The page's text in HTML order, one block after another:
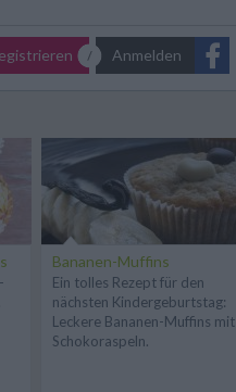
Anmelden
Bananen-Muffins
Ein tolles Rezept für den
nächsten Kindergeburtstag:
Leckere Bananen-Muffins mit
Schokoraspeln.